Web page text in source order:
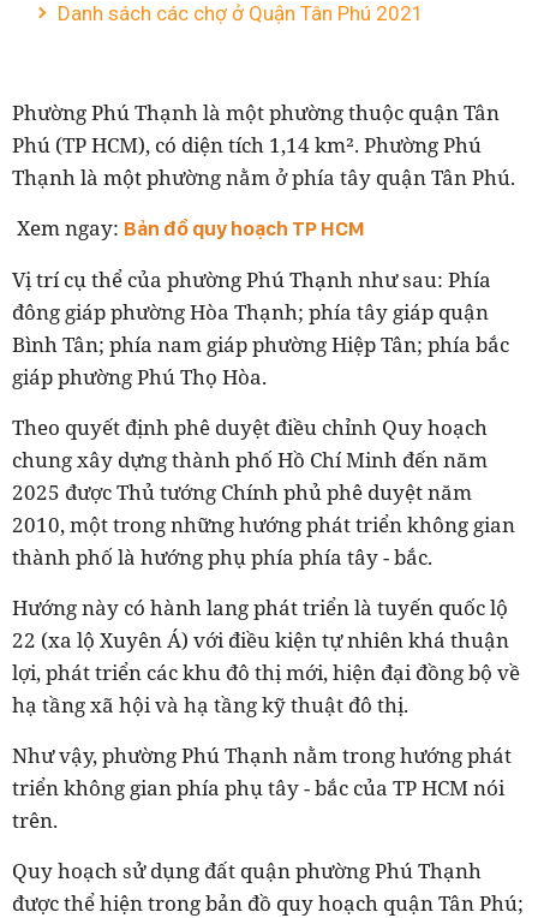
Danh sách các chợ ở Quận Tân Phú 2021
Phường Phú Thạnh là một phường thuộc quận Tân
Phú (TP HCM), có diện tích 1,14 km². Phường Phú
Thạnh là một phường nằm ở phía tây quận Tân Phú.
Xem ngay: Bản đồ quy hoạch TP HCM
Vị trí cụ thể của phường Phú Thạnh như sau: Phía
đông giáp phường Hòa Thạnh; phía tây giáp quận
Bình Tân; phía nam giáp phường Hiệp Tân; phía bắc
giáp phường Phú Thọ Hòa.
Theo quyết định phê duyệt điều chỉnh Quy hoạch
chung xây dựng thành phố Hồ Chí Minh đến năm
2025 được Thủ tướng Chính phủ phê duyệt năm
2010, một trong những hướng phát triển không gian
thành phố là hướng phụ phía phía tây - bắc.
Hướng này có hành lang phát triển là tuyến quốc lộ
22 (xa lộ Xuyên Á) với điều kiện tự nhiên khá thuận
lợi, phát triển các khu đô thị mới, hiện đại đồng bộ về
hạ tầng xã hội và hạ tầng kỹ thuật đô thị.
Như vậy, phường Phú Thạnh nằm trong hướng phát
triển không gian phía phụ tây - bắc của TP HCM nói
trên.
Quy hoạch sử dụng đất quận phường Phú Thạnh
được thể hiện trong bản đồ quy hoạch quận Tân Phú;